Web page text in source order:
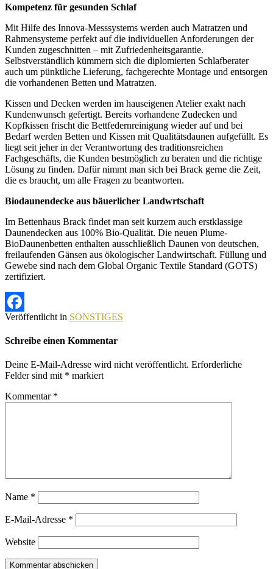
Kompetenz für gesunden Schlaf
Mit Hilfe des Innova-Messsystems werden auch Matratzen und
Rahmensysteme perfekt auf die individuellen Anforderungen der
Kunden zugeschnitten – mit Zufriedenheitsgarantie.
Selbstverständlich kümmern sich die diplomierten Schlafberater
auch um pünktliche Lieferung, fachgerechte Montage und entsorgen
die vorhandenen Betten und Matratzen.
Kissen und Decken werden im hauseigenen Atelier exakt nach
Kundenwunsch gefertigt. Bereits vorhandene Zudecken und
Kopfkissen frischt die Bettfedernreinigung wieder auf und bei
Bedarf werden Betten und Kissen mit Qualitätsdaunen aufgefüllt. Es
liegt seit jeher in der Verantwortung des traditionsreichen
Fachgeschäfts, die Kunden bestmöglich zu beraten und die richtige
Lösung zu finden. Dafür nimmt man sich bei Brack gerne die Zeit,
die es braucht, um alle Fragen zu beantworten.
Biodaunendecke aus bäuerlicher Landwrtschaft
Im Bettenhaus Brack findet man seit kurzem auch erstklassige
Daunendecken aus 100% Bio-Qualität. Die neuen Plume-
BioDaunenbetten enthalten ausschließlich Daunen von deutschen,
freilaufenden Gänsen aus ökologischer Landwirtschaft. Füllung und
Gewebe sind nach dem Global Organic Textile Standard (GOTS)
zertifiziert.
Facebook
Veröffentlicht in SONSTIGES
Schreibe einen Kommentar
Deine E-Mail-Adresse wird nicht veröffentlicht. Erforderliche
Felder sind mit * markiert
Kommentar *
Name *
E-Mail-Adresse *
Website